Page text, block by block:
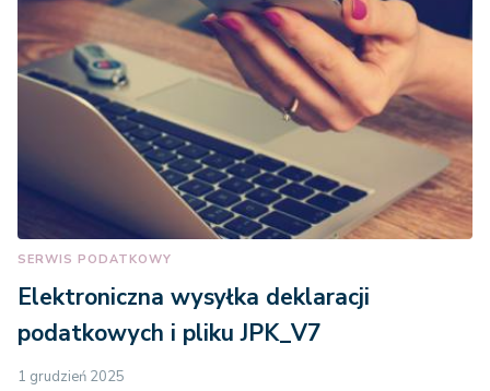
SERWIS PODATKOWY
Elektroniczna wysyłka deklaracji
podatkowych i pliku JPK_V7
1 grudzień 2025